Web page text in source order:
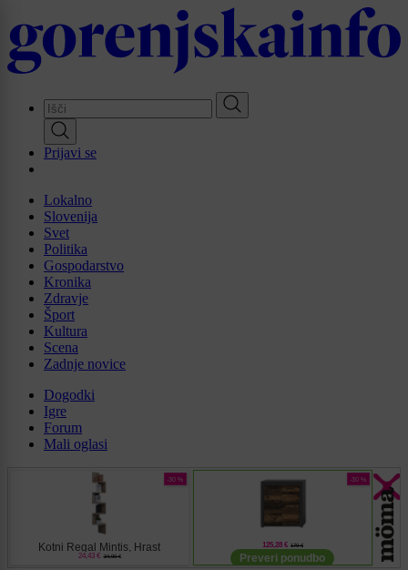
to
main
content
Prijavi se
Lokalno
Slovenija
Svet
Politika
Gospodarstvo
Kronika
Zdravje
Šport
Kultura
Scena
Zadnje novice
Dogodki
Igre
Forum
Mali oglasi